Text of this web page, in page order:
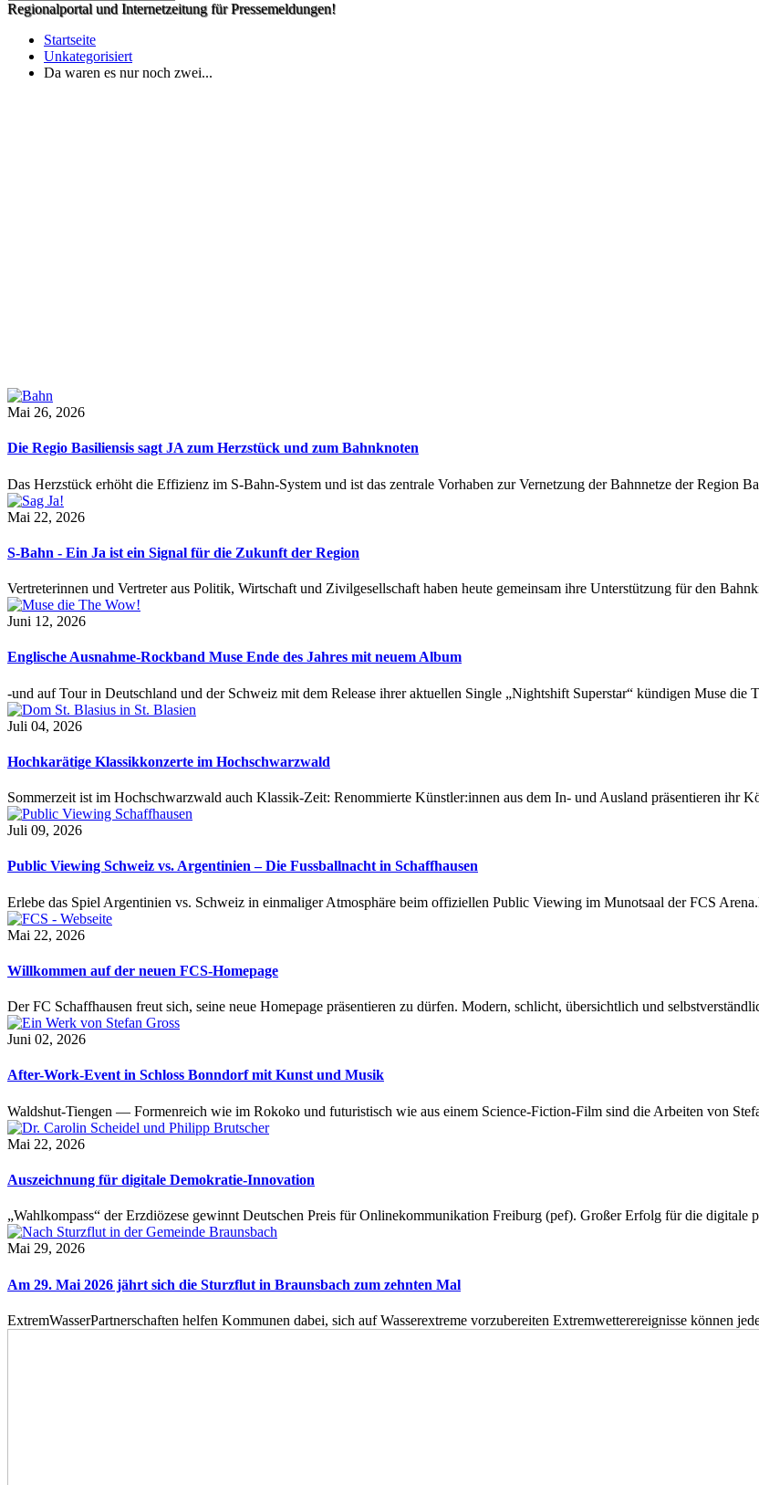
Regionalportal und Internetzeitung für Pressemeldungen!
Startseite
Unkategorisiert
Da waren es nur noch zwei...
Mai 26, 2026
Die Regio Basiliensis sagt JA zum Herzstück und zum Bahnknoten
Das Herzstück erhöht die Effizienz im S-Bahn-System und ist das zentrale Vorhaben zur Vernetzung der Bahnnetze der Region
Mai 22, 2026
S-Bahn - Ein Ja ist ein Signal für die Zukunft der Region
Vertreterinnen und Vertreter aus Politik, Wirtschaft und Zivilgesellschaft haben heute gemeinsam ihre Unterstützung für den
Juni 12, 2026
Englische Ausnahme-Rockband Muse Ende des Jahres mit neuem Album
-und auf Tour in Deutschland und der Schweiz mit dem Release ihrer aktuellen Single „Nightshift Superstar“ kündigen Muse
Juli 04, 2026
Hochkarätige Klassikkonzerte im Hochschwarzwald
Sommerzeit ist im Hochschwarzwald auch Klassik-Zeit: Renommierte Künstler:innen aus dem In- und Ausland präsentieren ihr
Juli 09, 2026
Public Viewing Schweiz vs. Argentinien – Die Fussballnacht in Schaffhausen
Erlebe das Spiel Argentinien vs. Schweiz in einmaliger Atmosphäre beim offiziellen Public Viewing im Munotsaal der FCS
Mai 22, 2026
Willkommen auf der neuen FCS-Homepage
Der FC Schaffhausen freut sich, seine neue Homepage präsentieren zu dürfen. Modern, schlicht, übersichtlich und
Juni 02, 2026
After-Work-Event in Schloss Bonndorf mit Kunst und Musik
Waldshut-Tiengen — Formenreich wie im Rokoko und futuristisch wie aus einem Science-Fiction-Film sind die Arbeiten von
Mai 22, 2026
Auszeichnung für digitale Demokratie-Innovation
„Wahlkompass“ der Erzdiözese gewinnt Deutschen Preis für Onlinekommunikation Freiburg (pef). Großer Erfolg für die digitale
Mai 29, 2026
Am 29. Mai 2026 jährt sich die Sturzflut in Braunsbach zum zehnten Mal
ExtremWasserPartnerschaften helfen Kommunen dabei, sich auf Wasserextreme vorzubereiten Extremwetterereignisse können